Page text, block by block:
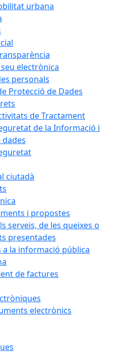
urbana
electrònica
personals
Protecció de Dades
de Tractament
de la Informació i
ciutadà
i propostes
serveis, de les queixes o
presentades
a la informació pública
de factures
electrònics